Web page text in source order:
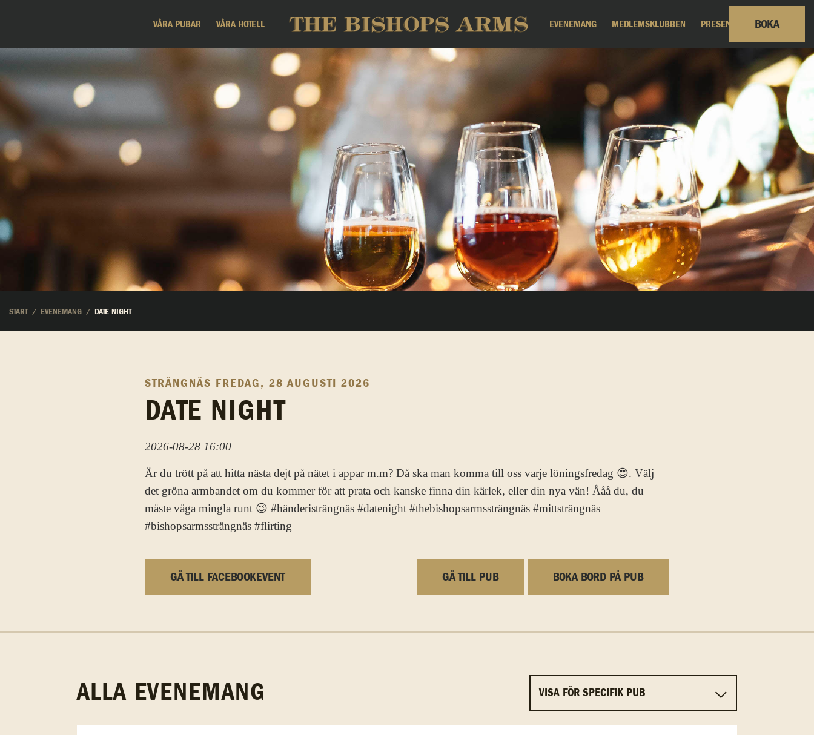
VÅRA PUBAR VÅRA HOTELL EVENEMANG MEDLEMSKLUBBEN PRESENTKORT BOKA
START EVENEMANG DATE NIGHT
STRÄNGNÄS FREDAG, 28 AUGUSTI 2026
DATE NIGHT
2026-08-28 16:00
Är du trött på att hitta nästa dejt på nätet i appar m.m? Då ska man komma till oss varje löningsfredag 😍. Välj
det gröna armbandet om du kommer för att prata och kanske finna din kärlek, eller din nya vän! Ååå du, du
måste våga mingla runt 😉 #händeristrängnäs #datenight #thebishopsarmssträngnäs #mittsträngnäs
#bishopsarmssträngnäs #flirting
GÅ TILL FACEBOOKEVENT GÅ TILL PUB BOKA BORD PÅ PUB
ALLA EVENEMANG